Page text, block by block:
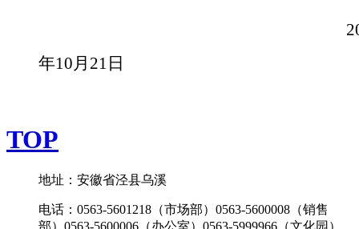
年10月21日
TOP
地址：安徽省泾县乌溪
电话：0563-5601218（市场部）0563-5600008（销售
部）0563-5600006（办公室）0563-5999966（文化园）